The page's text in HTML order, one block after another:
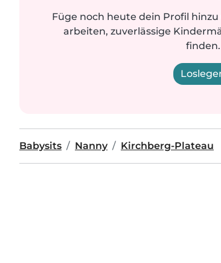
Füge noch heute dein Profil
arbeiten, zuverlässige
finden.
Babysits Nanny Kirchberg-Plateau